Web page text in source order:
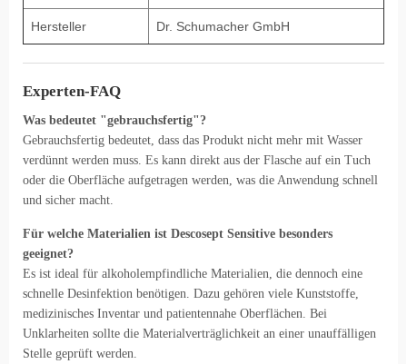
Hersteller Dr. Schumacher GmbH
Experten-FAQ
Was bedeutet "gebrauchsfertig"?
Gebrauchsfertig bedeutet, dass das Produkt nicht mehr mit Wasser
verdünnt werden muss. Es kann direkt aus der Flasche auf ein Tuch
oder die Oberfläche aufgetragen werden, was die Anwendung schnell
und sicher macht.
Für welche Materialien ist Descosept Sensitive besonders
geeignet?
Es ist ideal für alkoholempfindliche Materialien, die dennoch eine
schnelle Desinfektion benötigen. Dazu gehören viele Kunststoffe,
medizinisches Inventar und patientennahe Oberflächen. Bei
Unklarheiten sollte die Materialverträglichkeit an einer unauffälligen
Stelle geprüft werden.